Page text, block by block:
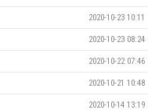
2020-10-23 10:11
2020-10-23 08:24
2020-10-22 07:46
2020-10-21 10:48
2020-10-14 13:19